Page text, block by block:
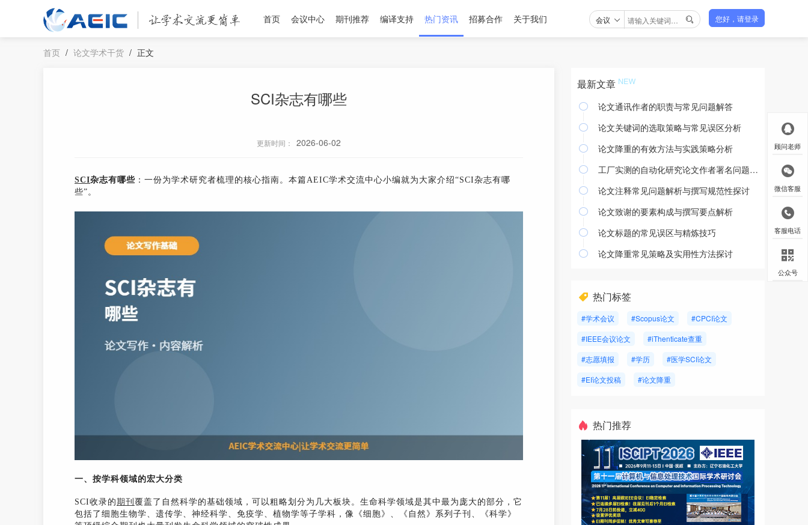
首页 会议中心 期刊推荐 编译支持 热门资讯 招募合作 关于我们 会议  您好，请登录
首页 / 论文学术干货 / 正文
SCI杂志有哪些
更新时间： 2026-06-02
SCI杂志有哪些 ：一份为学术研究者梳理的核心指南。本篇AEIC学术交流中心小编就为大家介绍“SCI杂志有哪
些”。
一、按学科领域的宏大分类
SCI收录的期刊 覆盖了自然科学的基础领域，可以粗略划分为几大板块。生命科学领域是其中最为庞大的部分，它
包括了细胞生物学、遗传学、神经科学、免疫学、植物学等子学科，像《细胞》、《自然》系列子刊、《科学》
最新文章
 论文通讯作者的职责与常见问题解答
 论文关键词的选取策略与常见误区分析
 论文降重的有效方法与实践策略分析
 工厂实测的自动化研究论文作者署名问题探讨
 论文注释常见问题解析与撰写规范性探讨
 论文致谢的要素构成与撰写要点解析
 论文标题的常见误区与精炼技巧
 论文降重常见策略及实用性方法探讨
热门标签
#学术会议 #Scopus论文
#CPCI论文
#IEEE会议论文
#iThenticate查重
#志愿填报
#学历
#医学SCI论文
#EI论文投稿
#论文降重
热门推荐
顾问老师
微信客服
客服电话
公众号